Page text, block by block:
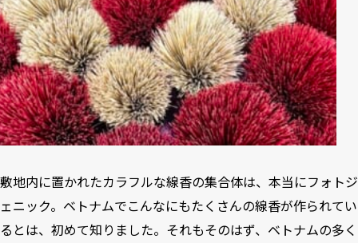
敷地内に置かれたカラフルな線香の集合体は、本当にフォトジ
ェニック。ベトナムでこんなにもたくさんの線香が作られてい
るとは、初めて知りました。それもそのはず、ベトナムの多く